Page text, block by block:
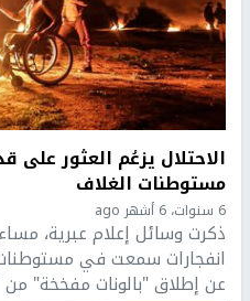
الاحتلال يزعُم العثور
مستوطنات الغلاف
6 سنوات، 6 أشهر ago
ذكرت وسائل إعلام عبرية،
انفجارات سمعت في
عن إطلاق "بالونات مفخخة" من